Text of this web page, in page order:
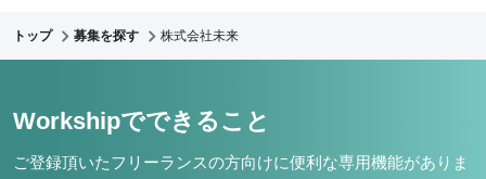
トップ 募集を探す 株式会社未来
Workshipでできること
ご登録頂いたフリーランスの方向けに便利な専用機能がありま